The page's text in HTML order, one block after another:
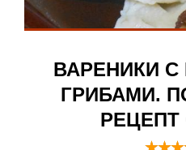
ВАРЕНИКИ С
ГРИБАМИ.